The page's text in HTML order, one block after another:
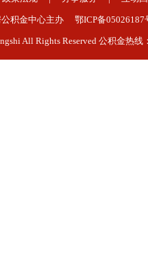
公积金中心主办 鄂ICP备
All Rights Reserved 公积金热